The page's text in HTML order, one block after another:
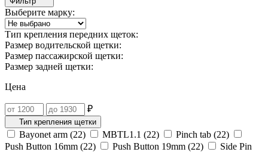
Выберите марку:
Тип крепления передних щеток:
Размер водительской щетки:
Размер пассажирской щетки:
Размер задней щетки:
Цена
₽
Тип крепления щетки
Bayonet arm (22) MBTL1.1‎ (22) Pinch tab (22)
Push Button 16mm (22) Push Button 19mm (22)
Side Pin